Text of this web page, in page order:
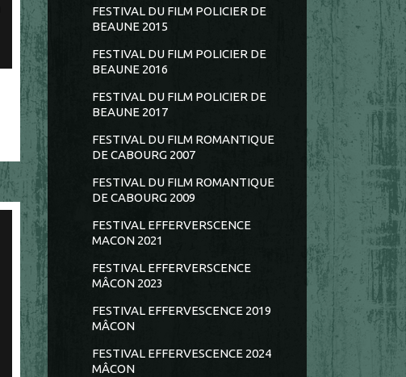
FESTIVAL DU FILM POLICIER DE
BEAUNE 2015
FESTIVAL DU FILM POLICIER DE
BEAUNE 2016
FESTIVAL DU FILM POLICIER DE
BEAUNE 2017
FESTIVAL DU FILM ROMANTIQUE
DE CABOURG 2007
FESTIVAL DU FILM ROMANTIQUE
DE CABOURG 2009
FESTIVAL EFFERVERSCENCE
MACON 2021
FESTIVAL EFFERVERSCENCE
MÂCON 2023
FESTIVAL EFFERVESCENCE 2019
MÂCON
FESTIVAL EFFERVESCENCE 2024
MÂCON